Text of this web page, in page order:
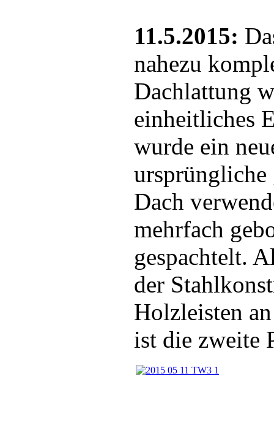
11.5.2015:
nahezu
Dachlattung
einheitliches
wurde ein
ursprüngliche
Dach
mehrfach
gespachtelt.
der
Holzleisten
ist die zweite